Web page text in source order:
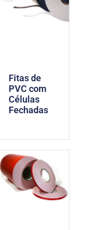
Fitas de
PVC com
Células
Fechadas